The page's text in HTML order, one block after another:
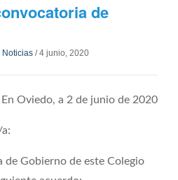
de
Noticias/4 junio, 2020
En Oviedo, a 2 de junio de 2020
de Gobierno de este Colegio